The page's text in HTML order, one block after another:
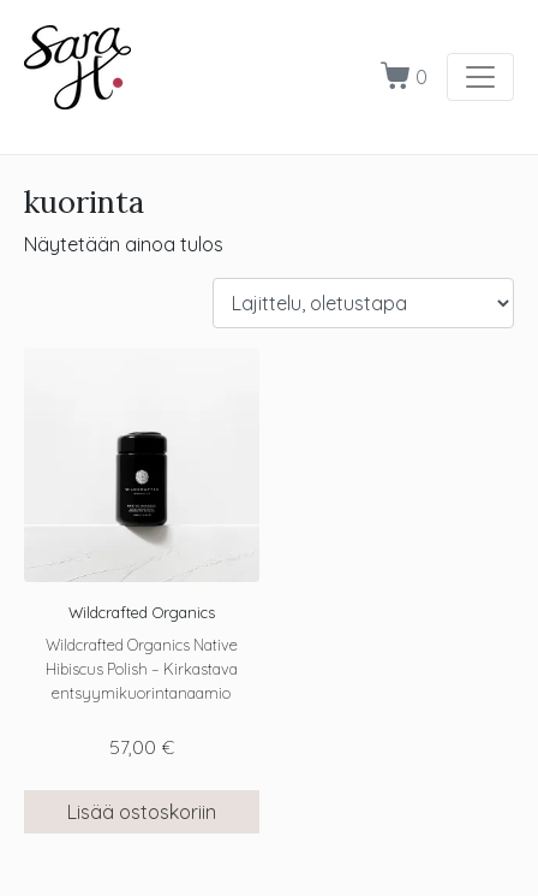
0
kuorinta
Näytetään ainoa tulos
Wildcrafted Organics
Wildcrafted Organics Native
Hibiscus Polish – Kirkastava
entsyymikuorintanaamio
57,00 €
Lisää ostoskoriin